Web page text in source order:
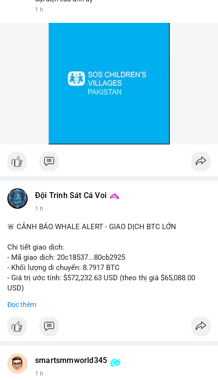
1 h
Đội Trinh Sát Cá Voi
1 h
🚨 CẢNH BÁO WHALE ALERT - GIAO DỊCH BTC LỚN
Chi tiết giao dịch:
- Mã giao dịch: 20c18537...80cb2925
- Khối lượng di chuyển: 8.7917 BTC
- Giá trị ước tính: $572,232.63 USD (theo thị giá $65,088.00
USD)
Khối lượng 8.79 BTC tương đương hơn nửa triệu USD được di
cơ cấu danh mục: chuyển tài sản từ ví nóng sang ví lạnh nhằm
tích trữ dài hạn, hoặc chuẩn bị thanh khoản để thực hiện lệnh
Đọc thêm
smartsmmworld345
1 h